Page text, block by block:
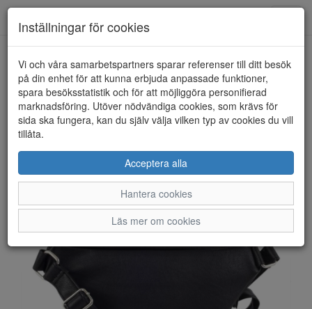
HEM ULRIKA DESIGN
Inställningar för cookies
Vi och våra samarbetspartners sparar referenser till ditt besök
på din enhet för att kunna erbjuda anpassade funktioner,
spara besöksstatistik och för att möjliggöra personifierad
marknadsföring. Utöver nödvändiga cookies, som krävs för
sida ska fungera, kan du själv välja vilken typ av cookies du vill
tillåta.
Acceptera alla
Hantera cookies
Läs mer om cookies